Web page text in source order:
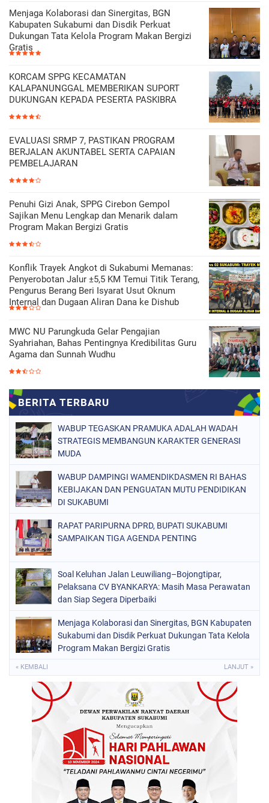
Menjaga Kolaborasi dan Sinergitas, BGN
Kabupaten Sukabumi dan Disdik Perkuat
Dukungan Tata Kelola Program Makan Bergizi
Gratis
KORCAM SPPG KECAMATAN
KALAPANUNGGAL MEMBERIKAN SUPORT
DUKUNGAN KEPADA PESERTA PASKIBRA
EVALUASI SRMP 7, PASTIKAN PROGRAM
BERJALAN AKUNTABEL SERTA CAPAIAN
PEMBELAJARAN
Penuhi Gizi Anak, SPPG Cirebon Gempol
Sajikan Menu Lengkap dan Menarik dalam
Program Makan Bergizi Gratis
Konflik Trayek Angkot di Sukabumi Memanas:
Penyerobotan Jalur ±5,5 KM Temui Titik Terang,
Pengurus Berang Beri Isyarat Usut Oknum
Internal dan Dugaan Aliran Dana ke Dishub
MWC NU Parungkuda Gelar Pengajian
Syahriahan, Bahas Pentingnya Kredibilitas Guru
Agama dan Sunnah Wudhu
WABUP TEGASKAN PRAMUKA ADALAH WADAH
STRATEGIS MEMBANGUN KARAKTER GENERASI
MUDA
WABUP DAMPINGI WAMENDIKDASMEN RI BAHAS
KEBIJAKAN DAN PENGUATAN MUTU PENDIDIKAN
DI SUKABUMI
RAPAT PARIPURNA DPRD, BUPATI SUKABUMI
SAMPAIKAN TIGA AGENDA PENTING
Soal Keluhan Jalan Leuwiliang–Bojongtipar,
Pelaksana CV BYANKARYA: Masih Masa Perawatan
dan Siap Segera Diperbaiki
Menjaga Kolaborasi dan Sinergitas, BGN Kabupaten
Sukabumi dan Disdik Perkuat Dukungan Tata Kelola
Program Makan Bergizi Gratis
« KEMBALI LANJUT »